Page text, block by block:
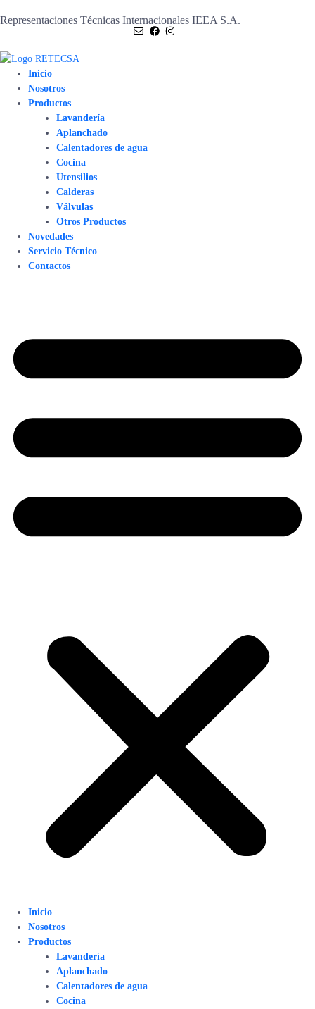
Representaciones Técnicas Internacionales IEEA S.A.
Inicio
Nosotros
Productos
Lavandería
Aplanchado
Calentadores de agua
Cocina
Utensilios
Calderas
Válvulas
Otros Productos
Novedades
Servicio Técnico
Contactos
Inicio
Nosotros
Productos
Lavandería
Aplanchado
Calentadores de agua
Cocina